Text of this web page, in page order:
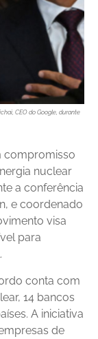
CEO do Google, durante
compromisso
nuclear
a conferência
e coordenado
visa
para
conta com
14 bancos
A iniciativa
de